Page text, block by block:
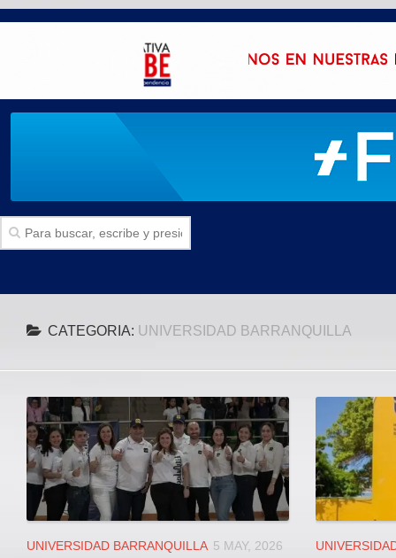
Politica
Local
Deportes
JUDICIAL
ÁREA METROPOLITANA
REGIONAL
DEPARTAMENTAL
CATEGORIA: UNIVERSIDAD BARRANQUILLA
UNIVERSIDAD BARRANQUILLA 5 MAY, 2026